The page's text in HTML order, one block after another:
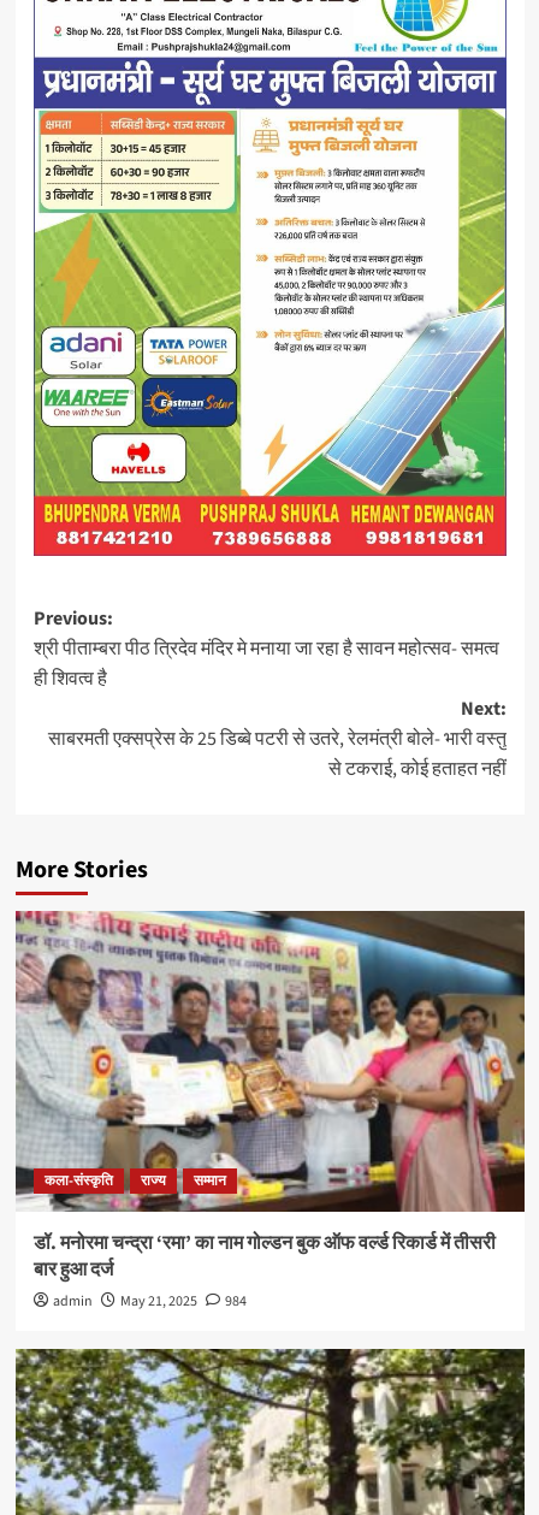
Post
navigation
Previous:
श्री पीताम्बरा पीठ त्रिदेव मंदिर मे मनाया जा रहा है सावन महोत्सव- समत्व
ही शिवत्व है
Next:
साबरमती एक्सप्रेस के 25 डिब्बे पटरी से उतरे, रेलमंत्री बोले- भारी वस्तु
से टकराई, कोई हताहत नहीं
More Stories
कला-संस्कृति राज्य सम्मान
डॉ. मनोरमा चन्द्रा ‘रमा’ का नाम गोल्डन बुक ऑफ वर्ल्ड रिकार्ड में तीसरी
बार हुआ दर्ज
admin May 21, 2025 984